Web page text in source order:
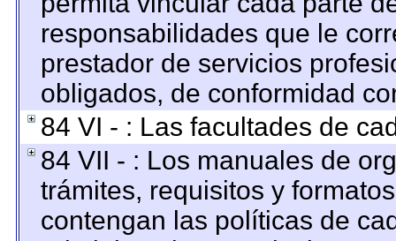
responsabilidades que le
prestador de servicios
obligados, de conformidad
84 VI - : Las facultades de
84 VII - : Los manuales de
trámites, requisitos y
contengan las políticas de